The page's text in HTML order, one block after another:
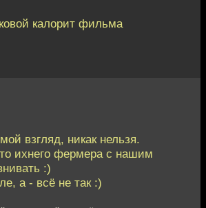
калорит фильма
взгляд, никак нельзя.
ихнего фермера с нашим
:)
а - всё не так :)